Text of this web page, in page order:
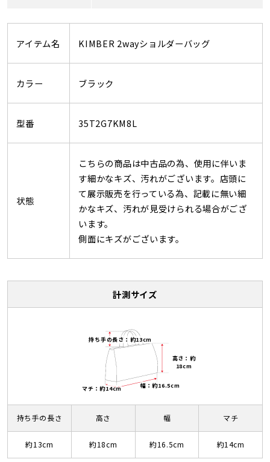
アイテム名 KIMBER 2wayショルダーバッグ
カラー ブラック
型番 35T2G7KM8L
状態
こちらの商品は中古品の為、使用に伴いま
す細かなキズ、汚れがございます。店頭に
て展示販売を行っている為、記載に無い細
かなキズ、汚れが見受けられる場合がござ
います。
側面にキズがございます。
計測サイズ
持ち手の長さ：約13cm
高さ：約
18cm
幅：約16.5cm
マチ：約14cm
持ち手の長さ
約13cm
高さ
約18cm
幅
約16.5cm
マチ
約14cm